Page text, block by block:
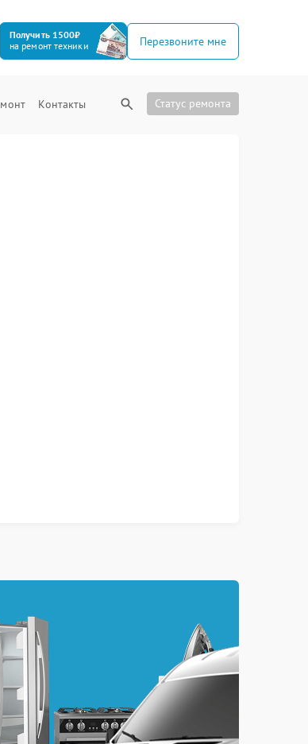
Получить 1500₽
на ремонт техники
Перезвоните мне
Контакты Статус ремонта